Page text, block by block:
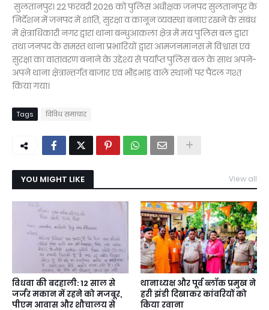
सुलतानपुर। 22 फरवरी 2026 को पुलिस अधीक्षक जनपद सुलतानपुर के
निर्देशन में जनपद में शांति, सुरक्षा व कानून व्यवस्था बनाए रखने के संबंध
में क्षेत्राधिकारी नगर द्वारा थाना बन्धुआकला क्षेत्र में मय पुलिस बल द्वारा
तथा जनपद के समस्त थाना प्रभारियों द्वारा आमजनमानस में विश्वास एवं
सुरक्षा का वातावरण बनाने के उद्देश्य से पर्याप्त पुलिस बल के साथ अपने-
अपने थाना क्षेत्रान्तर्गत बाजार एवं भीड़भाड़ वाले स्थानों पर पैदल गश्त
किया गया।
Tags विविध समाचार
YOU MIGHT LIKE View all
विधवा की बदहाली: 12 साल से
जर्जर मकान में रहने को मजबूर,
पीएम आवास और शौचालय से
थानाध्यक्ष और पूर्व ब्लॉक प्रमुख ने
हरी झंडी दिखाकर कांवरियों को
किया रवाना